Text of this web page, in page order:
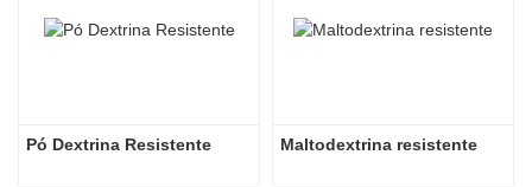
Pó Dextrina Resistente Maltodextrina resistente